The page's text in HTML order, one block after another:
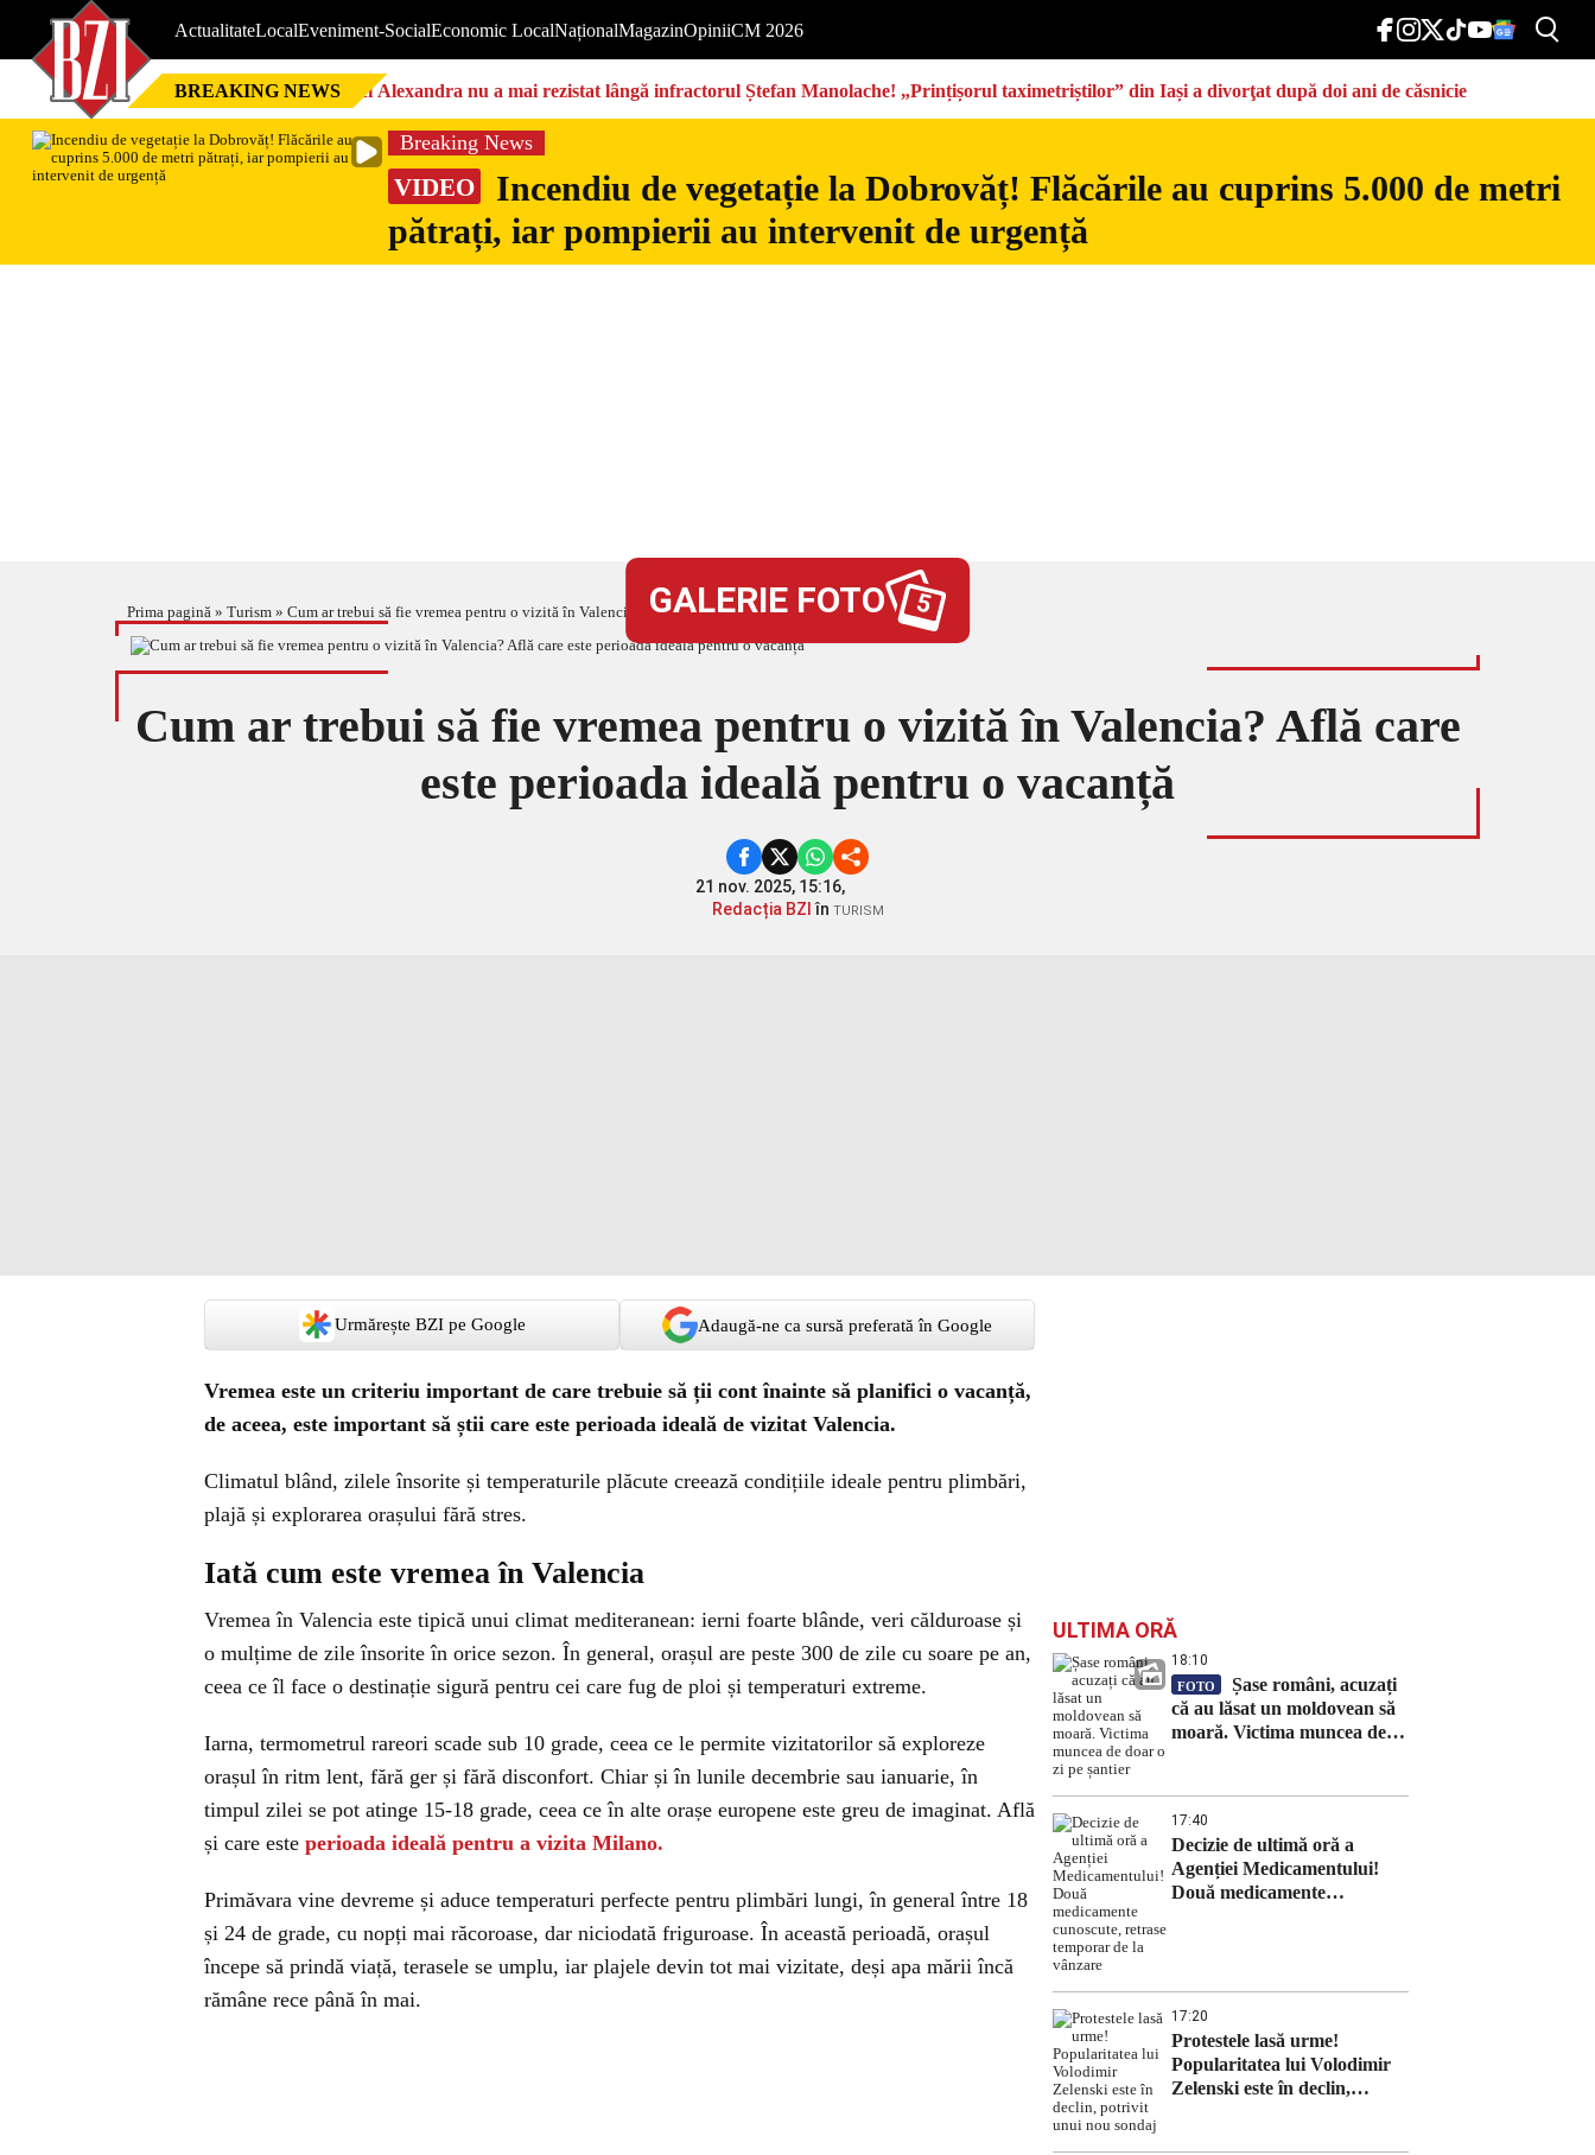
ActualitateLocalEveniment-SocialEconomic LocalNaționalMagazinOpiniiCM 2026
BREAKING NEWS Nici Alexandra nu a mai rezistat lângă infractorul Ștefan Manolache! „Prințișorul taximetriștilor” din Iași a divorţat după doi ani de căsnicie
Breaking News
VIDEO
Incendiu de vegetație la Dobrovăț! Flăcările au cuprins 5.000 de metri
pătrați, iar pompierii au intervenit de urgență
Prima pagină » Turism » Cum ar trebui să fie vremea pentru o vizită în Valencia? Află care este perioada ideală pentru o vacanță
GALERIE FOTO 5
Cum ar trebui să fie vremea pentru o vizită în Valencia? Află care
este perioada ideală pentru o vacanță
21 nov. 2025, 15:16,
Redacția BZI în TURISM
Urmărește BZI pe Google Adaugă-ne ca sursă preferată în Google
Vremea este un criteriu important de care trebuie să ții cont înainte să planifici o vacanță,
de aceea, este important să știi care este perioada ideală de vizitat Valencia.
Climatul blând, zilele însorite și temperaturile plăcute creează condițiile ideale pentru plimbări,
plajă și explorarea orașului fără stres.
Iată cum este vremea în Valencia
Vremea în Valencia este tipică unui climat mediteranean: ierni foarte blânde, veri călduroase și
o mulțime de zile însorite în orice sezon. În general, orașul are peste 300 de zile cu soare pe an,
ceea ce îl face o destinație sigură pentru cei care fug de ploi și temperaturi extreme.
Iarna, termometrul rareori scade sub 10 grade, ceea ce le permite vizitatorilor să exploreze
orașul în ritm lent, fără ger și fără disconfort. Chiar și în lunile decembrie sau ianuarie, în
timpul zilei se pot atinge 15-18 grade, ceea ce în alte orașe europene este greu de imaginat. Află
și care este perioada ideală pentru a vizita Milano.
Primăvara vine devreme și aduce temperaturi perfecte pentru plimbări lungi, în general între 18
și 24 de grade, cu nopți mai răcoroase, dar niciodată friguroase. În această perioadă, orașul
începe să prindă viață, terasele se umplu, iar plajele devin tot mai vizitate, deși apa mării încă
rămâne rece până în mai.
ULTIMA ORĂ
18:10
FOTO
Șase români, acuzați
că au lăsat un moldovean să
moară. Victima muncea de
17:40
Decizie de ultimă oră a
Agenției Medicamentului!
Două medicamente
17:20
Protestele lasă urme!
Popularitatea lui Volodimir
Zelenski este în declin,